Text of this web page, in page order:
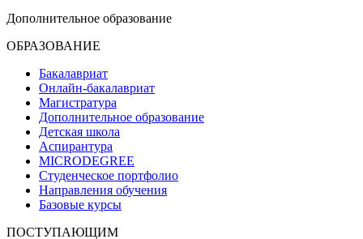
Дополнительное образование
ОБРАЗОВАНИЕ
Бакалавриат
Онлайн-бакалавриат
Магистратура
Дополнительное образование
Детская школа
Аспирантура
MICRODEGREE
Студенческое портфолио
Направления обучения
Базовые курсы
ПОСТУПАЮЩИМ